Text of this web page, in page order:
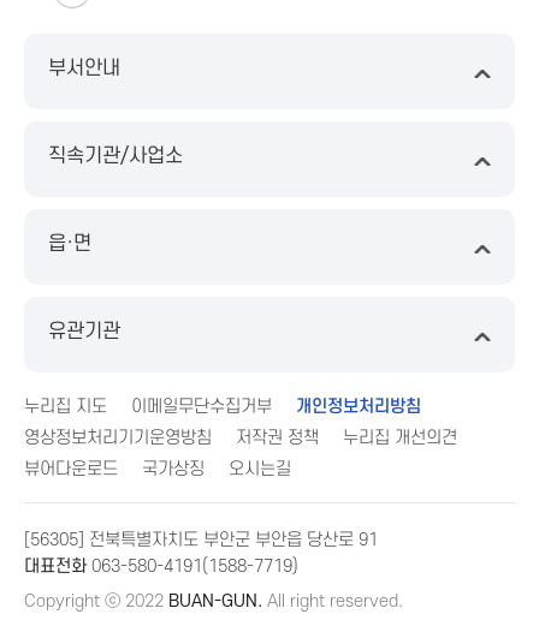
부서안내
직속기관/사업소
읍·면
유관기관
누리집 지도 이메일무단수집거부
개인정보처리방침
영상정보처리기기운영방침
저작권 정책
누리집 개선의견
뷰어다운로드
국가상징 오시는길
[56305] 전북특별자치도 부안군 부안읍 당산로 91
대표전화063-580-4191(1588-7719)
Copyright ⓒ 2022 BUAN-GUN. All right reserved.